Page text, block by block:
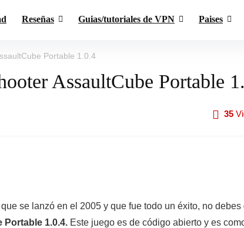
Reseñas Guias/tutoriales de VPN Paises
Portable 1.0.4
AssaultCube Portable
35
que se lanzó en el 2005 y que fue todo un éxito, no debes
Portable 1.0.4. Este juego es de código abierto y es